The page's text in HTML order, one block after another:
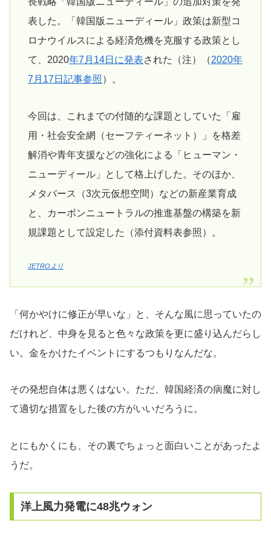
表した。「韓国版ニューディール」政策は新型コ
ロナウイルスによる経済危機を克服する政策とし
て、2020年7月14日に発表された（注）（2020年
7月17日記事参照）。
今回は、これまでの付随的な課題としていた「雇
用・社会安全網（セーフティーネット）」を格差
解消や青年支援などの強化による「ヒューマン・
ニューディール」として格上げした。そのほか、
メタバース（3次元仮想空間）などの新産業育成
と、カーボンニュートラルの推進基盤の構築を新
規課題として設定した（添付資料表参照）。
JETROより
「何かやけに修正が早いな」と、そんな風に思っていたの
だけれど、中身を見ると色々な政策を更に盛り込んだらし
い。金をかけたイベントにするつもりなんだな。
その発想自体は悪くはない。ただ、韓国経済の病魔に対し
て適切な措置をした後の方がいいだろうに。
とにもかくにも、その裏でちょっと面白いことがあったよ
うだ。
洋上風力発電に48兆ウォン